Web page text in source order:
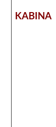
KABINA